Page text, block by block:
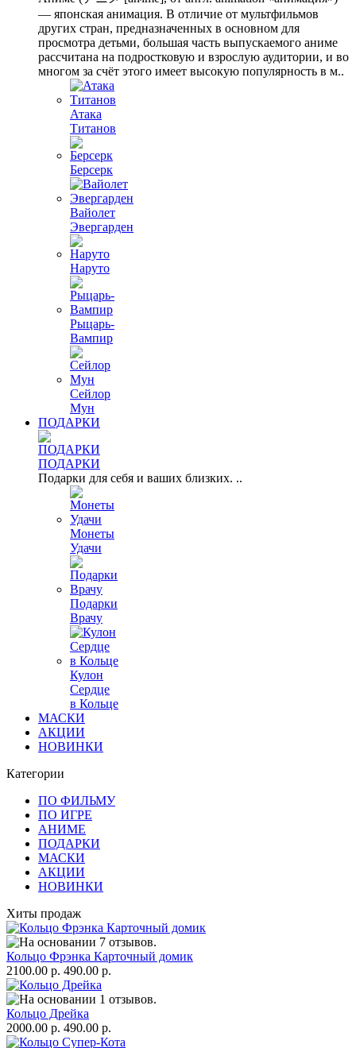
— японская анимация. В отличие от мультфильмов
других стран, предназначенных в основном для
просмотра детьми, большая часть выпускаемого аниме
рассчитана на подростковую и взрослую аудитории, и во
многом за счёт этого имеет высокую популярность в м..
Атака
Титанов
Берсерк
Вайолет
Эвергарден
Наруто
Рыцарь-
Вампир
Сейлор
Мун
ПОДАРКИ
ПОДАРКИ
Подарки для себя и ваших близких. ..
Монеты
Удачи
Подарки
Врачу
Кулон
Сердце
в Кольце
МАСКИ
АКЦИИ
НОВИНКИ
Категории
ПО ФИЛЬМУ
ПО ИГРЕ
АНИМЕ
ПОДАРКИ
МАСКИ
АКЦИИ
НОВИНКИ
Хиты продаж
Кольцо Фрэнка Карточный домик
2100.00 р. 490.00 р.
Кольцо Дрейка
2000.00 р. 490.00 р.